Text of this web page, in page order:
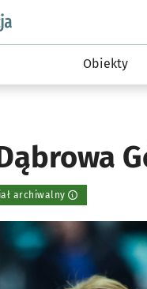
Sport i rekreacja
Obiekty
archiwalny